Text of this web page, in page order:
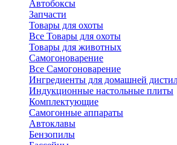
Автобоксы
Запчасти
Товары для охоты
Все Товары для охоты
Товары для животных
Самогоноварение
Все Самогоноварение
Ингредиенты для домашней
Индукционные настольные плиты
Комплектующие
Самогонные аппараты
Автоклавы
Бензопилы